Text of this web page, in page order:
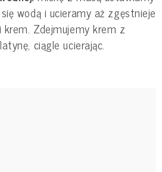
wodą i ucieramy aż zgęstnieje
Zdejmujemy krem z
ciągle ucierając.